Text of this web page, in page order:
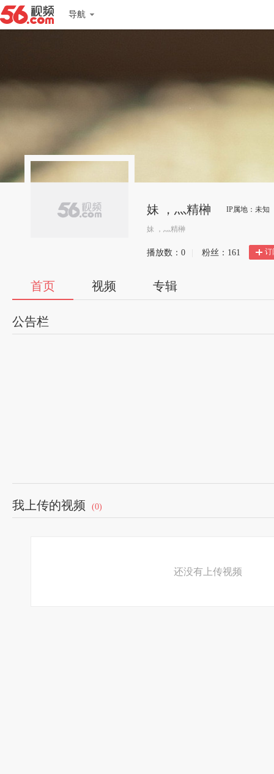
导航
妹 ，灬精榊 IP属地：未知
妹 ，灬精榊
播放数： 0 粉丝： 161 订
首页 视频 专辑
公告栏
我上传的视频 (0)
还没有上传视频